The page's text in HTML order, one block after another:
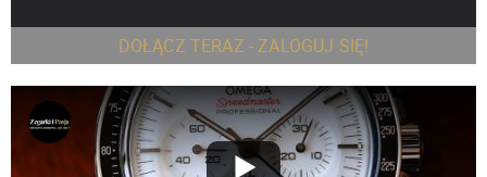
DOŁĄCZ TERAZ - ZALOGUJ SIĘ!